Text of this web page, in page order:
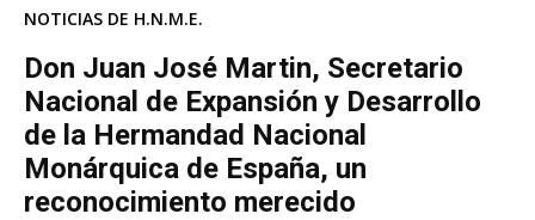
NOTICIAS DE H.N.M.E.
Don Juan José Martin, Secretario
Nacional de Expansión y Desarrollo
de la Hermandad Nacional
Monárquica de España, un
reconocimiento merecido